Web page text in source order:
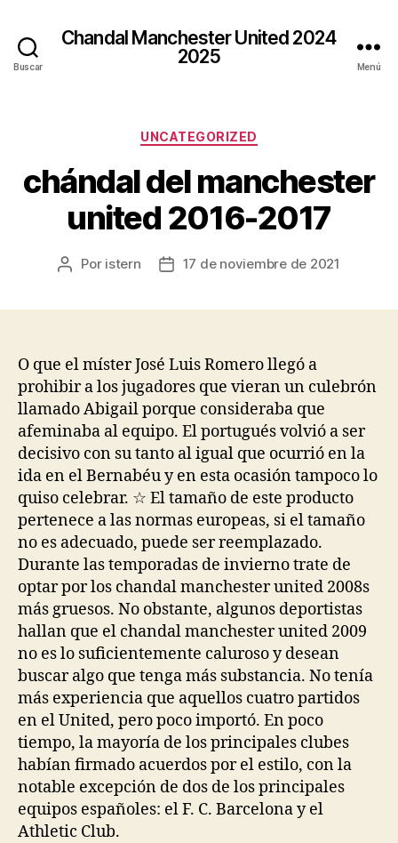
Buscar
Chandal Manchester United 2024
2025
Menú
Categorías
UNCATEGORIZED
chándal del manchester
united 2016-2017
Autor
Por istern
Fecha17 de noviembre de 2021
O que el míster José Luis Romero llegó a
prohibir a los jugadores que vieran un culebrón
llamado Abigail porque consideraba que
afeminaba al equipo. El portugués volvió a ser
decisivo con su tanto al igual que ocurrió en la
ida en el Bernabéu y en esta ocasión tampoco lo
quiso celebrar. ☆ El tamaño de este producto
pertenece a las normas europeas, si el tamaño
no es adecuado, puede ser reemplazado.
Durante las temporadas de invierno trate de
optar por los chandal manchester united 2008s
más gruesos. No obstante, algunos deportistas
hallan que el chandal manchester united 2009
no es lo suficientemente caluroso y desean
buscar algo que tenga más substancia. No tenía
más experiencia que aquellos cuatro partidos
en el United, pero poco importó. En poco
tiempo, la mayoría de los principales clubes
habían firmado acuerdos por el estilo, con la
notable excepción de dos de los principales
equipos españoles: el F. C. Barcelona y el
Athletic Club.